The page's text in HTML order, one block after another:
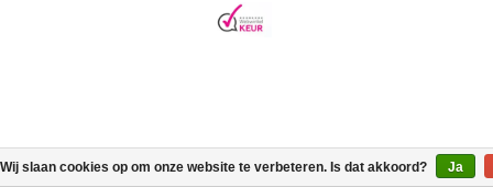
Wij slaan cookies op om onze website te verbeteren. Is dat akkoord? Ja